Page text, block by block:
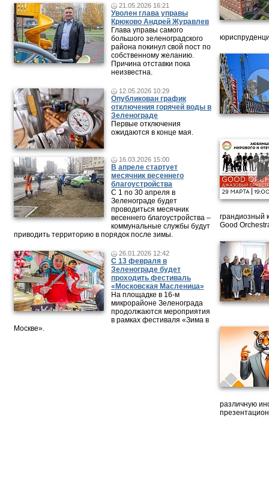
21.05.2026 16:21
Уволен глава управы
Крюково Андрей Журавлев
Глава управы самого
большого зеленоградского
района покинул свой пост по
собственному желанию.
Причина отставки пока
неизвестна.
12.05.2026 10:29
Опубликован график
отключения горячей воды в
Зеленограде
Первые отключения
ожидаются в конце мая.
16.03.2026 15:00
В апреле стартует
месячник весеннего
благоустройства
С 1 по 30 апреля в
Зеленограде будет
проводиться месячник
весеннего благоустройства –
коммунальные службы будут
приводить территорию в порядок после зимы.
26.01.2026 12:42
С 13 февраля в
Зеленограде будет
проходить фестиваль
«Московская Масленица»
На площадке в 16-м
микрорайоне Зеленограда
продолжаются мероприятия
в рамках фестиваля «Зима в
Москве».
грандиозный
Good
различную